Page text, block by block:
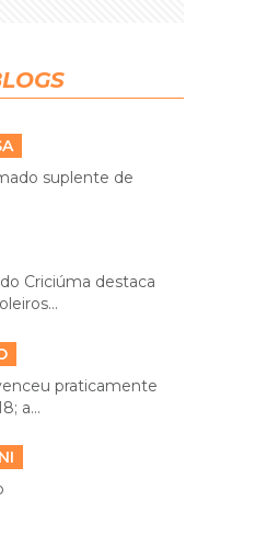
suplente de
Criciúma destaca
praticamente
a...